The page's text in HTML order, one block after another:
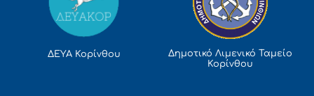
ΔΕΥΑ Κορίνθου
Δημοτικό Λιμενικό Ταμείο
Κορίνθου